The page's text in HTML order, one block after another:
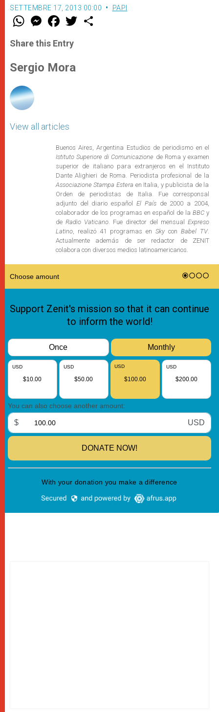
SETTEMBRE 17, 2013 00:00 PAPI
W
t
s
p
p
M
e
s
e
g
e
F
a
e
b
o
k
w
Share this Entry
Sergio Mora
View all articles
Buenos Aires, Argentina Estudios de periodismo en el
Istituto Superiore di Comunicazione de Roma y examen
superior de italiano para extranjeros en el Instituto
Dante Alighieri de Roma. Periodista profesional de la
Associazione Stampa Estera en Italia, y publicista de la
Orden de periodistas de Italia. Fue corresponsal
adjunto del diario españolEl Paísde 2000 a 2004,
colaborador de los programas en español de la BBCy
de Radio Vaticano. Fue director del mensualExpreso
Latino, realizó 41 programas en Skycon Babel TV.
Actualmente además de ser redactor de ZENIT
colabora con diversos medios latinoamericanos.